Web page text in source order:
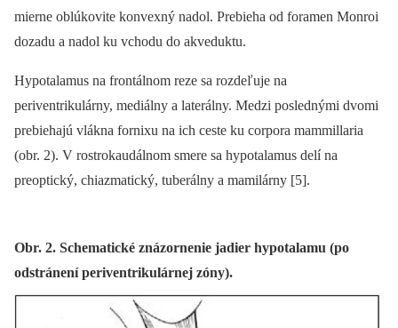
mierne oblúkovite konvexný nadol. Prebieha od foramen Monroi
dozadu a nadol ku vchodu do akveduktu.
Hypotalamus na frontálnom reze sa rozdeľuje na
periventrikulárny, mediálny a laterálny. Medzi poslednými dvomi
prebiehajú vlákna fornixu na ich ceste ku corpora mammillaria
(obr. 2). V rostrokaudálnom smere sa hypotalamus delí na
preoptický, chiazmatický, tuberálny a mamilárny [5].
Obr. 2. Schematické znázornenie jadier hypotalamu (po
odstránení periventrikulárnej zóny).